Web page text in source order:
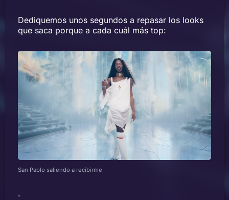
Dediquemos unos segundos a repasar los looks
que saca porque a cada cuál más top:
San Pablo saliendo a recibirme
.